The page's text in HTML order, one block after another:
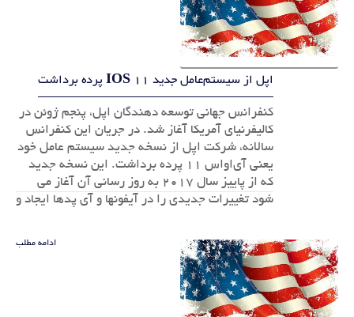
اپل از سیستم‌عامل جدید IOS 11 پرده برداشت
کنفرانس جهانی توسعه دهندگان اپل، پنجم ژوئن در
کالیفرنیای آمریکا آغاز شد. در جریان این کنفرانس
سالانه، شرکت اپل از نسخه جدید سیستم عامل خود
یعنی آی‌او‌اس ۱۱ پرده برداشت. این نسخه جدید
که از پاییز سال ۲۰۱۷ به روز رسانی آن آغاز می
شود تغییرات جدیدی را در آیفونها و آی پدها ایجاد و
«سیری» را هوشمندتر خواهد کرد.
ادامه مطلب